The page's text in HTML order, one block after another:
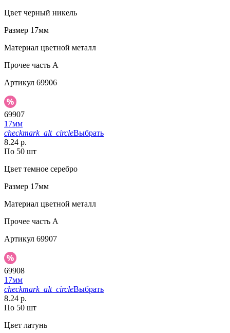
Цвет черный никель
Размер 17мм
Материал цветной металл
Прочее часть A
Артикул 69906
69907
17мм
checkmark_alt_circleВыбрать
8.24 р.
По 50 шт
Цвет темное серебро
Размер 17мм
Материал цветной металл
Прочее часть A
Артикул 69907
69908
17мм
checkmark_alt_circleВыбрать
8.24 р.
По 50 шт
Цвет латунь